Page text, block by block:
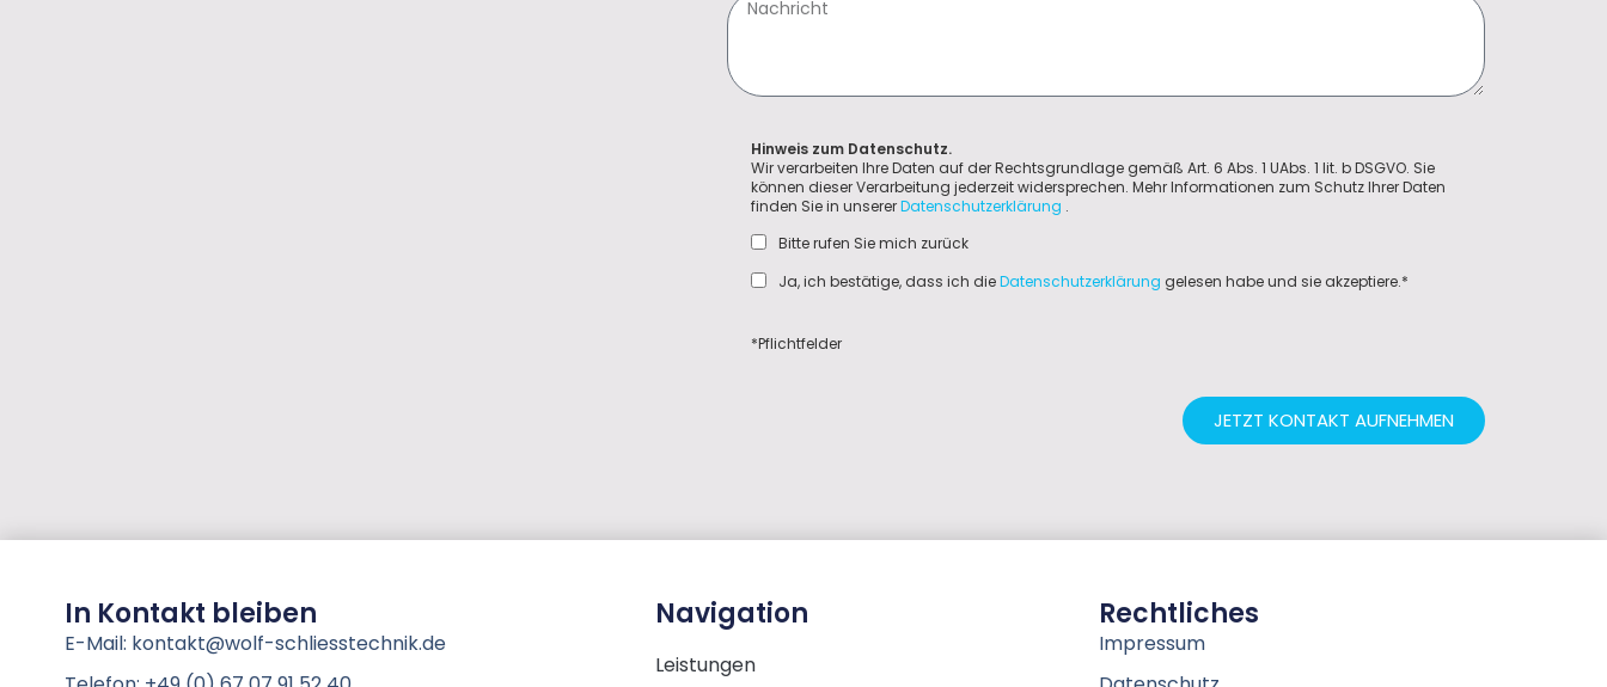
Hinweis zum Datenschutz.
Wir verarbeiten Ihre Daten auf der Rechtsgrundlage gemäß Art. 6 Abs. 1 UAbs. 1 lit. b DSGVO. Sie
können dieser Verarbeitung jederzeit widersprechen. Mehr Informationen zum Schutz Ihrer Daten
finden Sie in unsererDatenschutzerklärung .
Bitte rufen Sie mich zurück
Ja, ich bestätige, dass ich dieDatenschutzerklärung gelesen habe und sie akzeptiere.*
*Pflichtfelder
JETZT KONTAKT AUFNEHMEN
In Kontakt bleiben
E-Mail: kontakt@wolf-schliesstechnik.de
Navigation
Leistungen
Rechtliches
Impressum